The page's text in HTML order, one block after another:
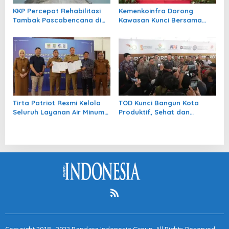
KKP Percepat Rehabilitasi
Tambak Pascabencana di
Kemenkoinfra Dorong
Kawasan Kunci Bersama
Berbasis Aglomerasi
Polisentris
Tirta Patriot Resmi Kelola
Seluruh Layanan Air Minum
TOD Kunci Bangun Kota
Produktif, Sehat dan